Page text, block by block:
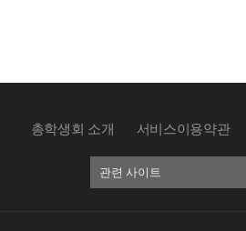
총학생회 소개 서비스이용약관
관련 사이트